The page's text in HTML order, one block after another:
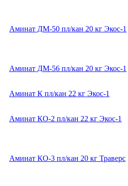
Аминат ДМ-50 пл/кан 20 кг Экос-1
Аминат ДМ-56 пл/кан 20 кг Экос-1
Аминат К пл/кан 22 кг Экос-1
Аминат КО-2 пл/кан 22 кг Экос-1
Аминат КО-3 пл/кан 20 кг Траверс